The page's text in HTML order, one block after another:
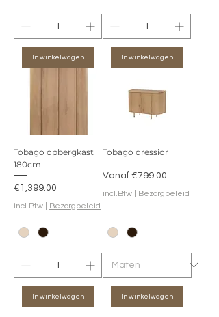
In winkelwagen In winkelwagen
Tobago opbergkast
180cm
Prijs
€1,399.00
incl.Btw Bezorgbeleid
In winkelwagen
Tobago dressior
Vanaf €799.00
Verkoopprijs
incl.Btw Bezorgbeleid
In winkelwagen